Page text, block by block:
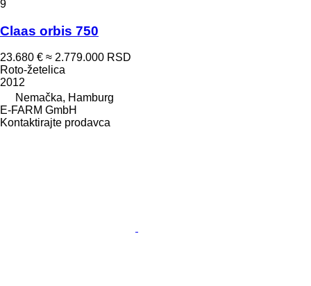
9
Claas orbis 750
23.680 € ≈ 2.779.000 RSD
Roto-žetelica
2012
Nemačka, Hamburg
E-FARM GmbH
Kontaktirajte prodavca